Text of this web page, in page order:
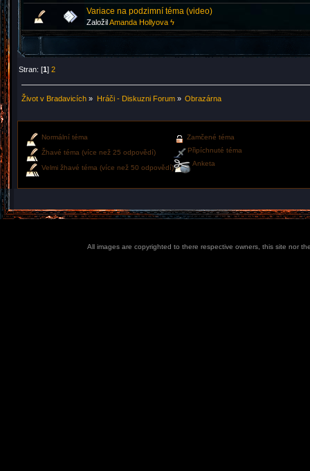
Variace na podzimní téma (video)
ZaložilAmanda Hollyova ϟ
Stran: [1]2
Život v Bradavicích » Hráči - Diskuzni Forum» Obrazárna
Normální téma
Žhavé téma (více než 25 odpovědí)
Velmi žhavé téma (více než 50 odpovědí)
Zamčené téma
Připíchnuté téma
Anketa
All images are copyrighted to there respective owners, this site nor